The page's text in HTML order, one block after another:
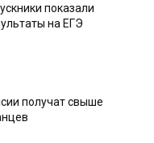
показали
на ЕГЭ
получат свыше